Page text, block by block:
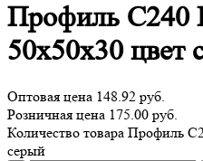
Профиль С240
50х50х30 цвет
Оптовая цена 148.92 руб.
Розничная цена 175.00 руб.
Количество товара Профиль
серый